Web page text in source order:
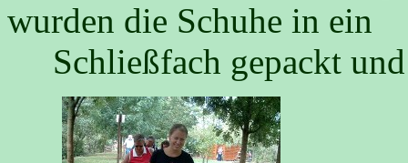
wurden die Schuhe in ein
Schließfach gepackt